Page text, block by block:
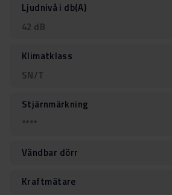
Ljudnivå i db(A)
42 dB
Klimatklass
SN/T
Stjärnmärkning
****
Vändbar dörr
Kraftmätare